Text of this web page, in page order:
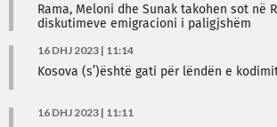
Rama, Meloni dhe Sunak takohen sot në
diskutimeve emigracioni i paligjshëm
16 DHJ 2023 | 11:14
Kosova (s’)është gati për lëndën e
16 DHJ 2023 | 11:11